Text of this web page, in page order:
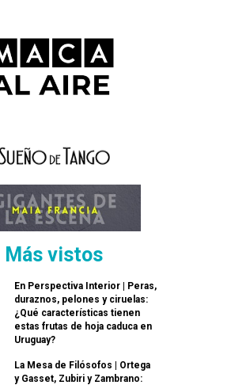
Más vistos
En Perspectiva Interior | Peras,
duraznos, pelones y ciruelas:
¿Qué características tienen
estas frutas de hoja caduca en
Uruguay?
La Mesa de Filósofos | Ortega
y Gasset, Zubiri y Zambrano: